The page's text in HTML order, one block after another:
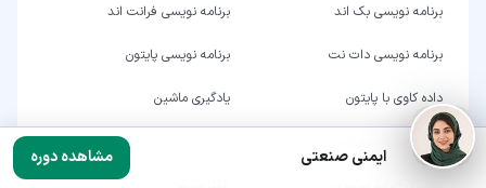
ایمنی صنعتی مشاهده دوره
برنامه نویسی بک اند برنامه نویسی فرانت اند
برنامه نویسی دات نت برنامه نویسی پایتون
داده کاوی با پایتون یادگیری ماشین
مهارت های کامپیوتری